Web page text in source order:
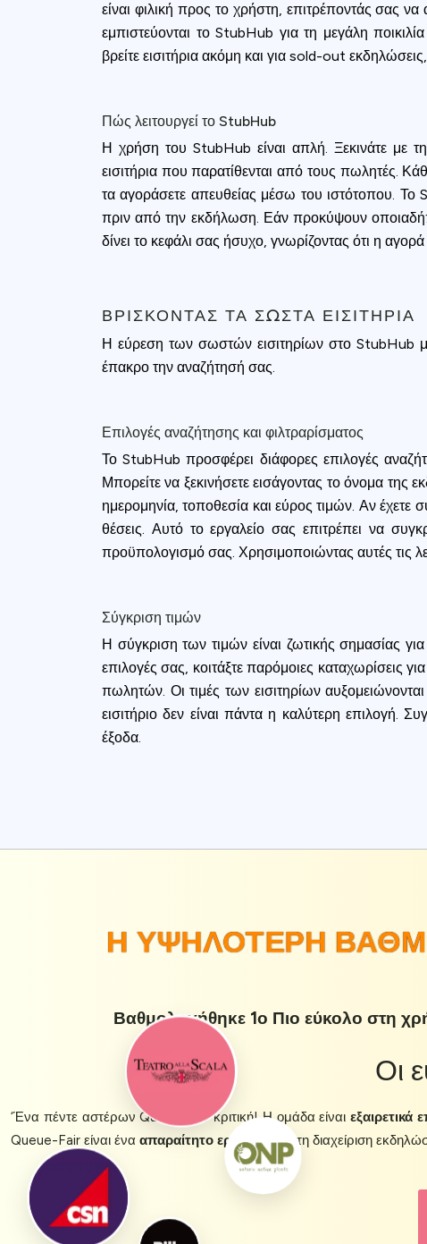
είναι φιλική προς το χρήστη, επιτρέποντάς σας
εμπιστεύονται το StubHub για τη μεγάλη
βρείτε εισιτήρια ακόμη και για sold-out
Πώς λειτουργεί το StubHub
Η χρήση του StubHub είναι απλή. Ξεκινάτε με
εισιτήρια που παρατίθενται από τους πωλητές.
τα αγοράσετε απευθείας μέσω του ιστότοπου. Το
πριν από την εκδήλωση. Εάν προκύψουν
δίνει το κεφάλι σας ήσυχο, γνωρίζοντας ότι η
ΒΡΊΣΚΟΝΤΑΣ ΤΑ ΣΩΣΤΆ ΕΙΣΙΤΉΡΙΑ
Η εύρεση των σωστών εισιτηρίων στο StubHub
έπακρο την αναζήτησή σας.
Επιλογές αναζήτησης και φιλτραρίσματος
Το StubHub προσφέρει διάφορες επιλογές
Μπορείτε να ξεκινήσετε εισάγοντας το όνομα
ημερομηνία, τοποθεσία και εύρος τιμών. Αν έχετε
θέσεις. Αυτό το εργαλείο σας επιτρέπει να
προϋπολογισμό σας. Χρησιμοποιώντας αυτές τις
Σύγκριση τιμών
Η σύγκριση των τιμών είναι ζωτικής σημασίας
επιλογές σας, κοιτάξτε παρόμοιες καταχωρίσεις
πωλητών. Οι τιμές των εισιτηρίων
εισιτήριο δεν είναι πάντα η καλύτερη επιλογή.
έξοδα.
Η ΥΨΗΛΌΤΕΡΗ
Βαθμολογήθηκε 1ο Πιο εύκολο στη
Οι
‘Ένα πέντε αστέρων Queue-Fair κριτική! Η ομάδα είναιεξαιρετικά
Queue-Fair είναι ένα απαραίτητο εργαλείογια τη διαχείριση